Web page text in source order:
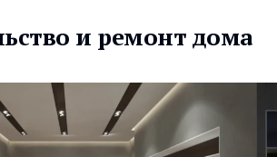
и ремонт дома